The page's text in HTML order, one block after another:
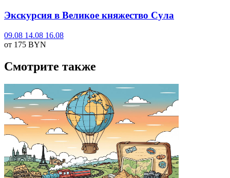
Экскурсия в Великое княжество Сула
09.08 14.08 16.08
от 175 BYN
Смотрите также